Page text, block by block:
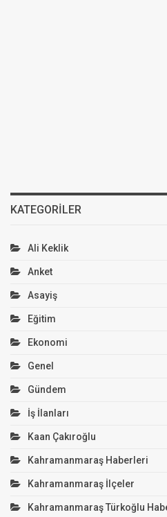
KATEGORILER
Ali Keklik
Anket
Asayiş
Eğitim
Ekonomi
Genel
Gündem
İş İlanları
Kaan Çakıroğlu
Kahramanmaraş Haberleri
Kahramanmaraş İlçeler
Kahramanmaraş Türkoğlu